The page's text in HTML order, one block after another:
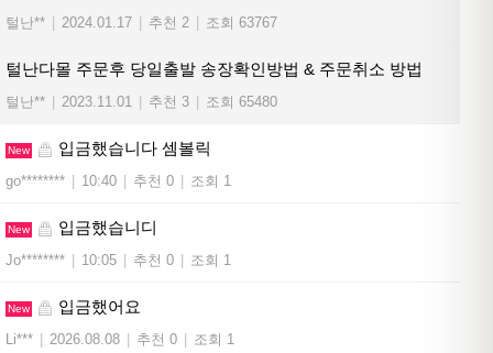
털난** 2024.01.17 추천 2 조회 63767
털난다몰 주문후 당일출발 송장확인방법 & 주문취소 방법
털난** 2023.11.01 추천 3 조회 65480
New 입금했습니다 셈볼릭
go******** 10:40 추천 0 조회 1
New 입금했습니디
Jo******** 10:05 추천 0 조회 1
New 입금했어요
Li*** 2026.08.08 추천 0 조회 1